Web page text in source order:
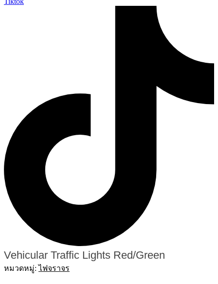
Vehicular Traffic Lights Red/Green
หมวดหมู่:ไฟจราจร